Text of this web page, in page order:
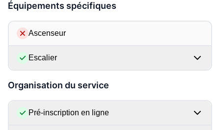
Équipements spécifiques
Ascenseur
Escalier
Organisation du service
Pré-inscription en ligne